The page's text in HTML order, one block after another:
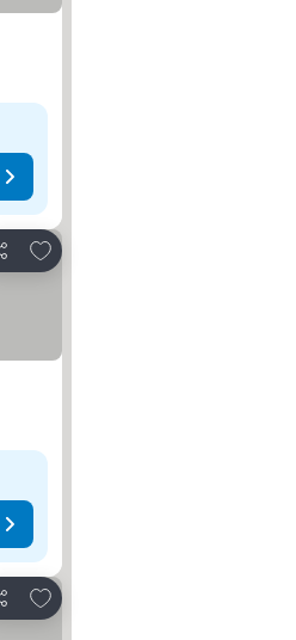
Favorilerime ekle
Favorilerime ekle